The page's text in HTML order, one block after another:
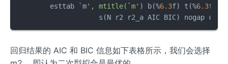
	esttab `m
', mtitle(`m' ) b(%6.3f) t(%6.3f)
s(N r2 r2_a AIC BIC) nogap
回归结果的 AIC 和 BIC 信息如下表格所示，我们会选择